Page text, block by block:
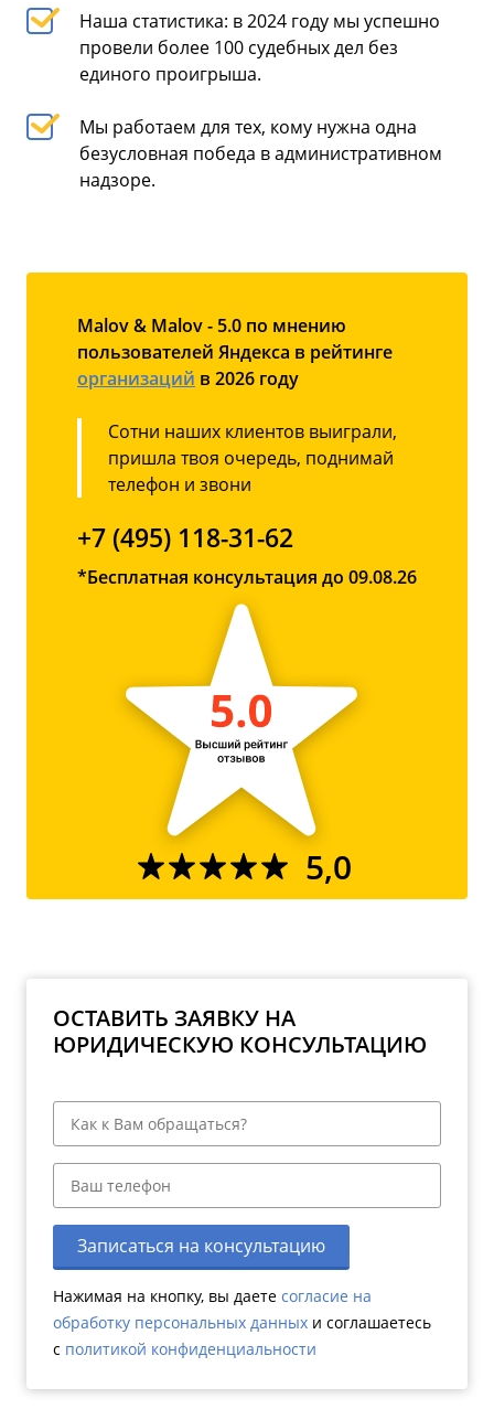
Наша статистика: в 2024 году мы успешно
провели более 100 судебных дел без
единого проигрыша.
Мы работаем для тех, кому нужна одна
безусловная победа в административном
надзоре.
Malov & Malov - 5.0 по мнению
пользователей Яндекса в рейтинге
организаций в 2026 году
Сотни наших клиентов выиграли,
пришла твоя очередь, поднимай
телефон и звони
+7 (495) 118-31-62
*Бесплатная консультация до 09.08.26
5,0
ОСТАВИТЬ ЗАЯВКУ НА
ЮРИДИЧЕСКУЮ КОНСУЛЬТАЦИЮ
Записаться на консультацию
Нажимая на кнопку, вы даете согласие на
обработку персональных данных и соглашаетесь
c политикой конфиденциальности